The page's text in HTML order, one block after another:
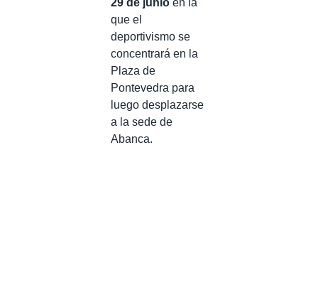
29 de junio en la
que el
deportivismo se
concentrará en la
Plaza de
Pontevedra para
luego desplazarse
a la sede de
Abanca.